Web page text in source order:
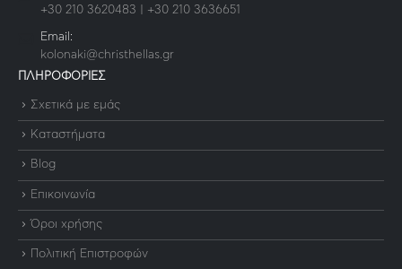
+30 210 3620483 | +30 210 3636651
Email:
kolonaki@christhellas.gr
ΠΛΗΡΟΦΟΡΙΕΣ
Σχετικά με εμάς
Καταστήματα
Blog
Επικοινωνία
Όροι χρήσης
Πολιτική Επιστροφών